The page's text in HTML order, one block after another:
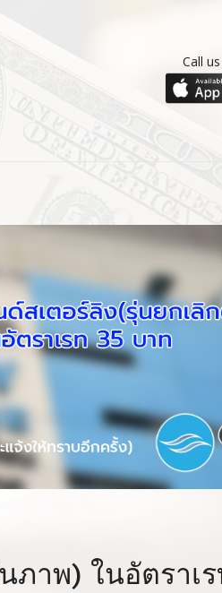
Call us
ภาพ) ในอัตราเ